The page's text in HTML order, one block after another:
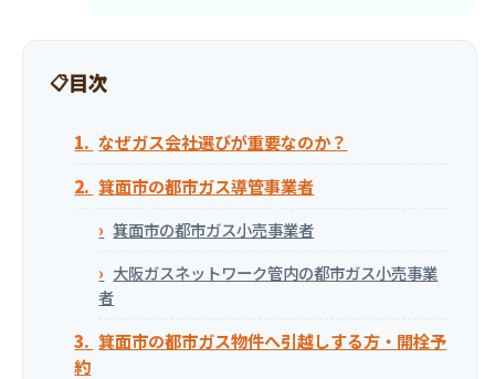
目次
なぜガス会社選びが重要なのか？
箕面市の都市ガス導管事業者
箕面市の都市ガス小売事業者
大阪ガスネットワーク管内の都市ガス小売事業
者
箕面市の都市ガス物件へ引越しする方・開栓予
約